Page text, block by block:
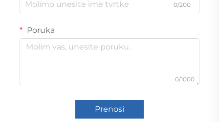
0/200
Poruka
0/1000
Prenosi